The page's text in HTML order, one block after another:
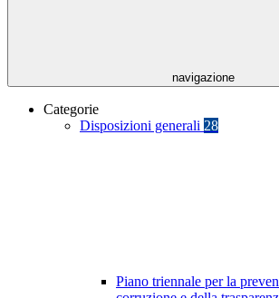
navigazione
Categorie
Disposizioni generali 28
Piano triennale per la